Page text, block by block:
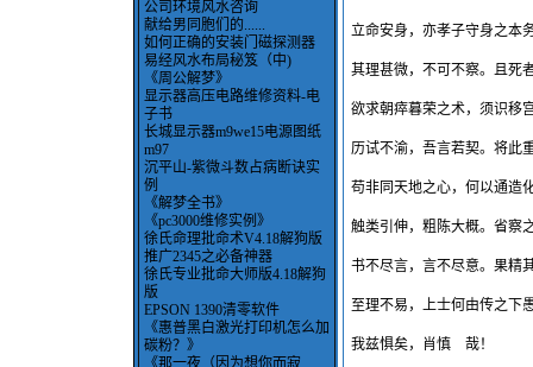
公司环境风水咨询
献给男同胞们的......
如何正确的安装门磁探测器
易经风水布局秘笈（中)
《周公解梦》
显示器高压电路维修资料-电
子书
长城显示器m9we15电源图纸
m97
沉平山-紫微斗数占病断诀实
例
《解梦全书》
《pc3000维修实例》
徐氏命理批命术V4.18解狗版
推广2345之必备神器
徐氏专业批命大师版4.18解狗
版
EPSON 1390清零软件
《惠普黑白激光打印机怎么加
碳粉？》
《那一夜（因为想你而寂
立命安身，亦孝子守身之本
其理甚微，不可不察。且死
欲求朝瘁暮荣之术，须识移
历试不渝，吾言若契。将此
苟非同天地之心，何以通造
触类引伸，粗陈大概。省察
书不尽言，言不尽意。果精
至理不易，上士何由传之下
我兹惧矣，肖慎 哉！